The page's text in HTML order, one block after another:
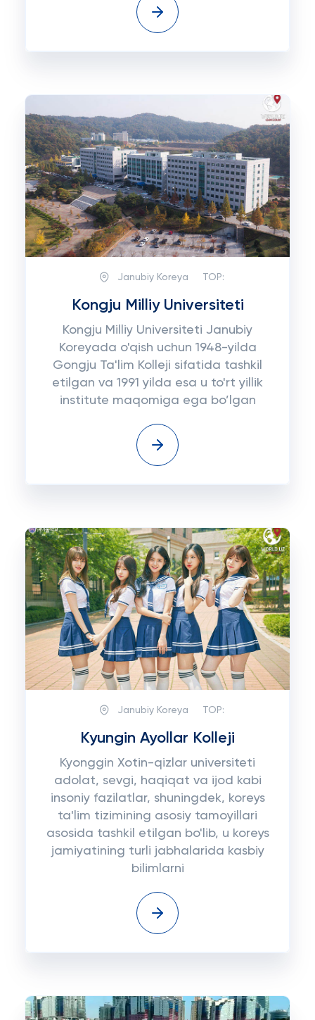
Janubiy Koreya TOP:
Kongju Milliy Universiteti
Kongju Milliy Universiteti Janubiy
Koreyada o'qish uchun 1948-yilda
Gongju Ta'lim Kolleji sifatida tashkil
etilgan va 1991 yilda esa u to'rt yillik
institute maqomiga ega bo’lgan
Janubiy Koreya TOP:
Kyungin Ayollar Kolleji
Kyonggin Xotin-qizlar universiteti
adolat, sevgi, haqiqat va ijod kabi
insoniy fazilatlar, shuningdek, koreys
ta'lim tizimining asosiy tamoyillari
asosida tashkil etilgan bo'lib, u koreys
jamiyatining turli jabhalarida kasbiy
bilimlarni